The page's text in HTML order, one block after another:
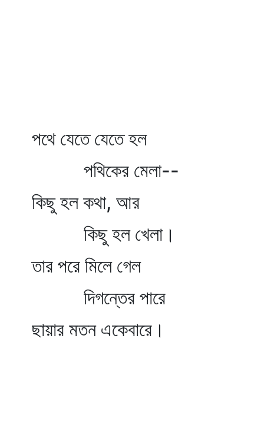
পথে যেতে যেতে হল
পথিকের মেলা--
কিছু হল কথা, আর
কিছু হল খেলা।
তার পরে মিলে গেল
দিগন্তের পারে
ছায়ার মতন একেবারে।